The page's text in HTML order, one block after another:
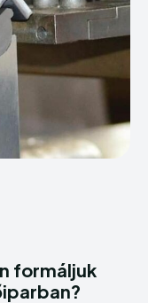
formáljuk